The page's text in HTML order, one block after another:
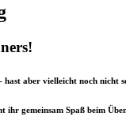
hast aber vielleicht noch nicht
ihr gemeinsam Spaß beim